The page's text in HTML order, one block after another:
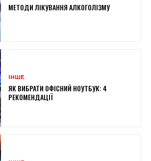
МЕТОДИ ЛІКУВАННЯ АЛКОГОЛІЗМУ
ІНШЕ
ЯК ВИБРАТИ ОФІСНИЙ НОУТБУК: 4
РЕКОМЕНДАЦІЇ